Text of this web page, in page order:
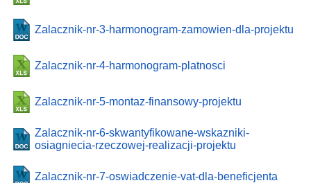
Zalacznik-nr-3-harmonogram-zamowien-dla-projektu
Zalacznik-nr-4-harmonogram-platnosci
Zalacznik-nr-5-montaz-finansowy-projektu
Zalacznik-nr-6-skwantyfikowane-wskazniki-
osiagniecia-rzeczowej-realizacji-projektu
Zalacznik-nr-7-oswiadczenie-vat-dla-beneficjenta